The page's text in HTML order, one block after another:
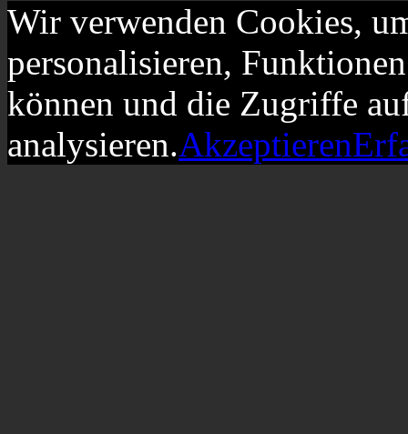
Wir verwenden Cookies,
personalisieren,
können und die Zugriffe
analysieren.Akzeptieren